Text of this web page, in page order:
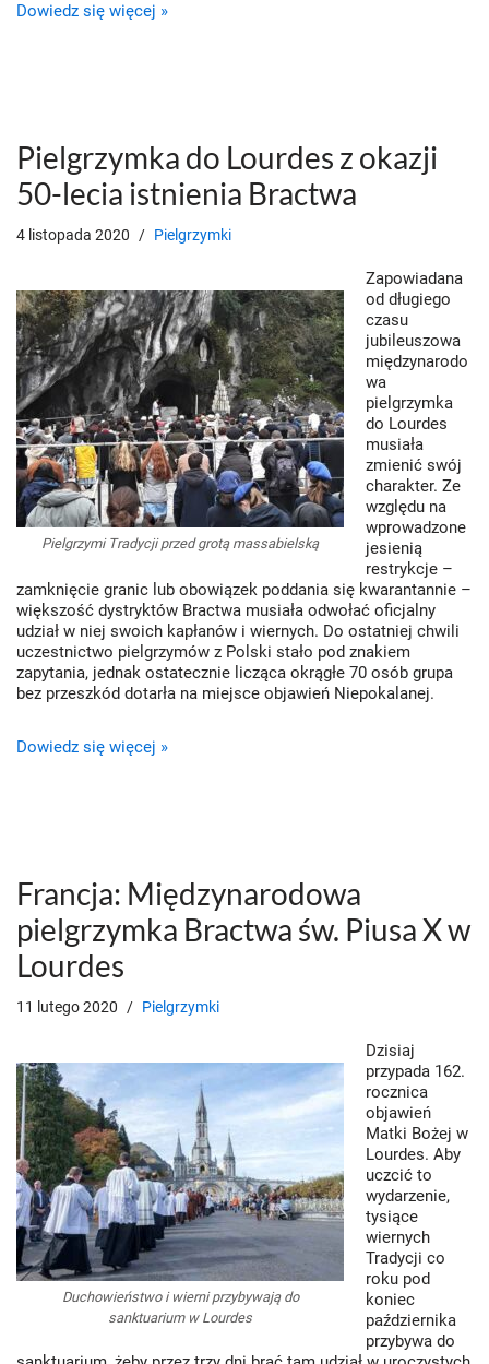
Dowiedz się więcej »
Pielgrzymka do Lourdes z okazji
50-lecia istnienia Bractwa
4 listopada 2020 Pielgrzymki
Pielgrzymi Tradycji przed grotą massabielską
Zapowiadana
od długiego
czasu
jubileuszowa
międzynarodo
wa
pielgrzymka
do Lourdes
musiała
zmienić swój
charakter. Ze
względu na
wprowadzone
jesienią
restrykcje –
zamknięcie granic lub obowiązek poddania się kwarantannie –
większość dystryktów Bractwa musiała odwołać oficjalny
udział w niej swoich kapłanów i wiernych. Do ostatniej chwili
uczestnictwo pielgrzymów z Polski stało pod znakiem
zapytania, jednak ostatecznie licząca okrągłe 70 osób grupa
bez przeszkód dotarła na miejsce objawień Niepokalanej.
Dowiedz się więcej »
Francja: Międzynarodowa
pielgrzymka Bractwa św. Piusa X w
Lourdes
11 lutego 2020 Pielgrzymki
Duchowieństwo i wierni przybywają do
sanktuarium w Lourdes
Dzisiaj
przypada 162.
rocznica
objawień
Matki Bożej w
Lourdes. Aby
uczcić to
wydarzenie,
tysiące
wiernych
Tradycji co
roku pod
koniec
października
przybywa do